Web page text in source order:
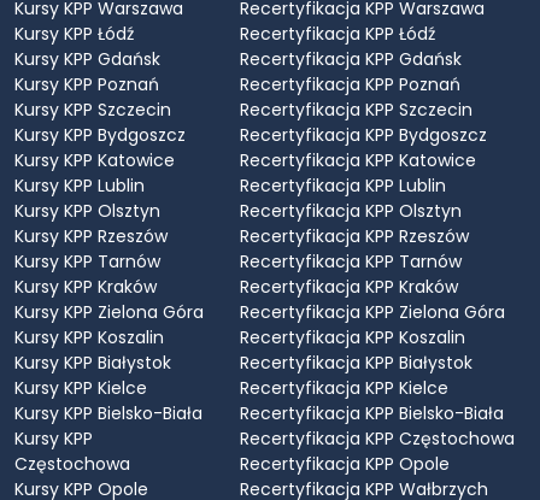
Kursy KPP Warszawa
Kursy KPP Łódź
Kursy KPP Gdańsk
Kursy KPP Poznań
Kursy KPP Szczecin
Kursy KPP Bydgoszcz
Kursy KPP Katowice
Kursy KPP Lublin
Kursy KPP Olsztyn
Kursy KPP Rzeszów
Kursy KPP Tarnów
Kursy KPP Kraków
Kursy KPP Zielona Góra
Kursy KPP Koszalin
Kursy KPP Białystok
Kursy KPP Kielce
Kursy KPP Bielsko-Biała
Kursy KPP
Częstochowa
Kursy KPP Opole
Recertyfikacja KPP Warszawa
Recertyfikacja KPP Łódź
Recertyfikacja KPP Gdańsk
Recertyfikacja KPP Poznań
Recertyfikacja KPP Szczecin
Recertyfikacja KPP Bydgoszcz
Recertyfikacja KPP Katowice
Recertyfikacja KPP Lublin
Recertyfikacja KPP Olsztyn
Recertyfikacja KPP Rzeszów
Recertyfikacja KPP Tarnów
Recertyfikacja KPP Kraków
Recertyfikacja KPP Zielona Góra
Recertyfikacja KPP Koszalin
Recertyfikacja KPP Białystok
Recertyfikacja KPP Kielce
Recertyfikacja KPP Bielsko-Biała
Recertyfikacja KPP Częstochowa
Recertyfikacja KPP Opole
Recertyfikacja KPP Wałbrzych